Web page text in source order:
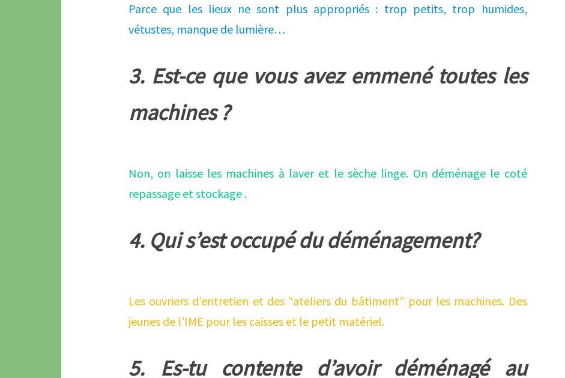
Parce que les lieux ne sont plus appropriés : trop petits, trop humides,
vétustes, manque de lumière…
3. Est-ce que vous avez emmené toutes les
machines ?
Non, on laisse les machines à laver et le sèche linge. On déménage le coté
repassage et stockage .
4. Qui s’est occupé du déménagement?
Les ouvriers d’entretien et des “ateliers du bâtiment” pour les machines. Des
jeunes de l’IME pour les caisses et le petit matériel.
5. Es-tu contente d’avoir déménagé au